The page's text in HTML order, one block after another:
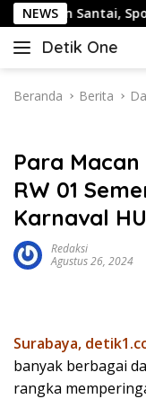
Langsung
ke
konten
NEWSSantai, Spot
Detik One
Tajam
Fakta
Beranda Berita
Para Macan
RW 01
Karnaval
Redaksi
Agustus 26, 2024
Surabaya,
banyak berbagai
rangka